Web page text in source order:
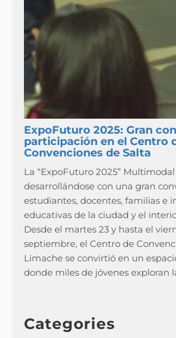
ExpoFuturo 2025: Gran
participación en el Centro
Convenciones de Salta
La “ExpoFuturo 2025”
desarrollándose con una gran
estudiantes, docentes, familias e
educativas de la ciudad y el
Desde el martes 23 y hasta el
septiembre, el Centro de
Limache se convirtió en un
donde miles de jóvenes exploran
Categories